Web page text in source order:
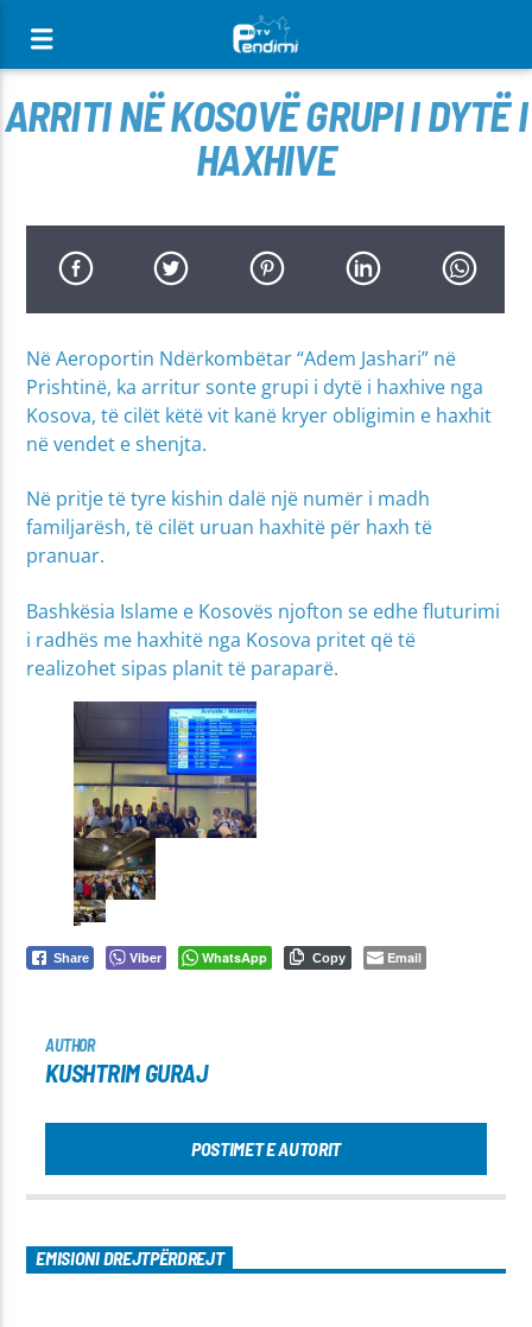
ARRITI NË KOSOVË GRUPI I DYTË I
HAXHIVE
Në Aeroportin Ndërkombëtar “Adem Jashari” në
Prishtinë, ka arritur sonte grupi i dytë i haxhive nga
Kosova, të cilët këtë vit kanë kryer obligimin e haxhit
në vendet e shenjta.
Në pritje të tyre kishin dalë një numër i madh
familjarësh, të cilët uruan haxhitë për haxh të
pranuar.
Bashkësia Islame e Kosovës njofton se edhe fluturimi
i radhës me haxhitë nga Kosova pritet që të
realizohet sipas planit të paraparë.
Share Viber WhatsApp Copy Email
AUTHOR
KUSHTRIM GURAJ
POSTIMET E AUTORIT
EMISIONI DREJTPËRDREJT